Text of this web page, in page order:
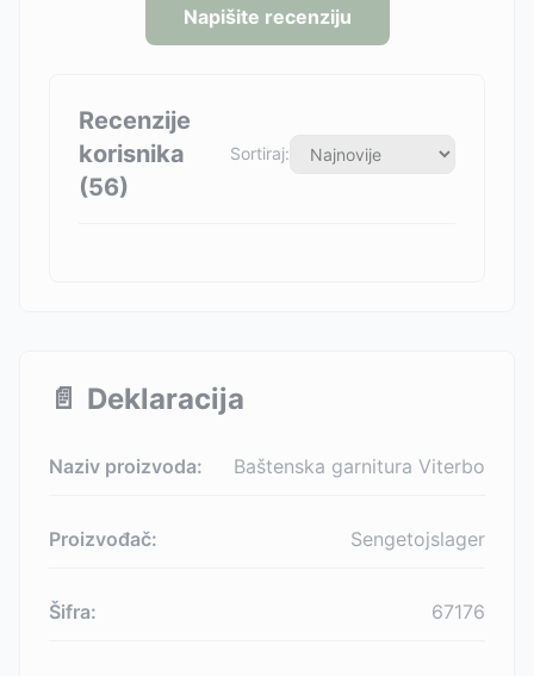
Napišite recenziju
Recenzije
korisnika
(56)
Sortiraj:
📄 Deklaracija
Naziv proizvoda: Baštenska garnitura Viterbo
Proizvođač: Sengetojslager
Šifra: 67176